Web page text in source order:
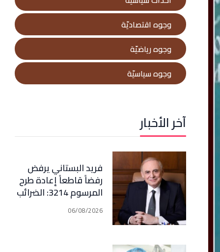
وجوه اقتصاديّة
وجوه رياضيّة
وجوه سياسيّة
آخر الأخبار
فريد البستاني يرفض
رفضاً قاطعاً إعادة طرح
المرسوم 3214: الضرائب
الجديدة تعرقل التعافي
الاقتصادي وتناقض
06/08/2026